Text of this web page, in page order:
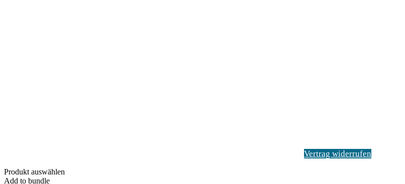
Vertrag widerrufen
Produkt auswählen
Add to bundle